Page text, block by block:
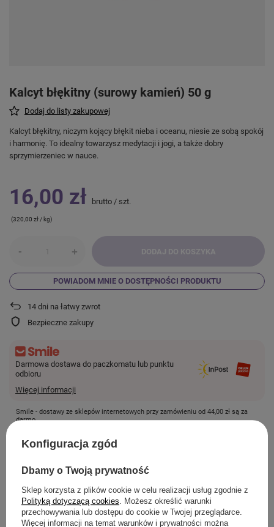
Kalcyt błękitny (surowy kamień) 50 g
Dodaj do listy zakupowej
Kalcyt błękitny, niczym kojący błękit nieba i oceanu, niesie ze sobą spokój
i harmonię. To idealny towarzysz medytacji i jogi, a także dobry
sprzymierzeniec w nauce.
16,00 zł brutto / szt.
(320,00 zł / kg)
- + DODAJ DO KOSZYKA
POWIADOM MNIE O DOSTĘPNOŚCI PRODUKTU
14 dni na łatwy zwrot
Bezpieczne zakupy
Darmowa dostawa do paczkomatu lub punktu
odbioru
Więcej informacji
Smile - dostawy ze sklepów internetowych przy zamówieniu od 44,00 zł są za
darmo.
ZADAJ PYTANIE
Konfiguracja zgód
Dbamy o Twoją prywatność
Sklep korzysta z plików cookie w celu realizacji usług zgodnie z
Polityką dotyczącą cookies . Możesz określić warunki
przechowywania lub dostępu do cookie w Twojej przeglądarce.
Więcej informacji na temat warunków i prywatności można